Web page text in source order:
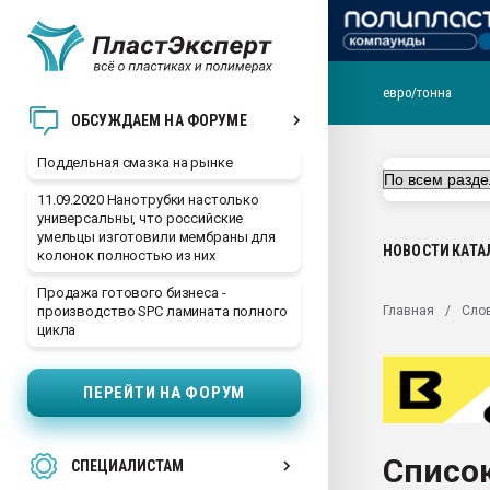
ОБСУЖДАЕМ НА ФОРУМЕ
Поддельная смазка на рынке
11.09.2020 Нанотрубки настолько
универсальны, что российские
умельцы изготовили мембраны для
колонок полностью из них
Продажа готового бизнеса -
производство SPC ламината полного
цикла
ПЕРЕЙТИ НА ФОРУМ
СПЕЦИАЛИСТАМ
ближайшее
Подмосковье, Москва
первый план в
28.07.2026
ситуацией на
Всё, что касается
Материал поверхности
Продам отходы
евро/тонна
НОВОСТИ
Главная